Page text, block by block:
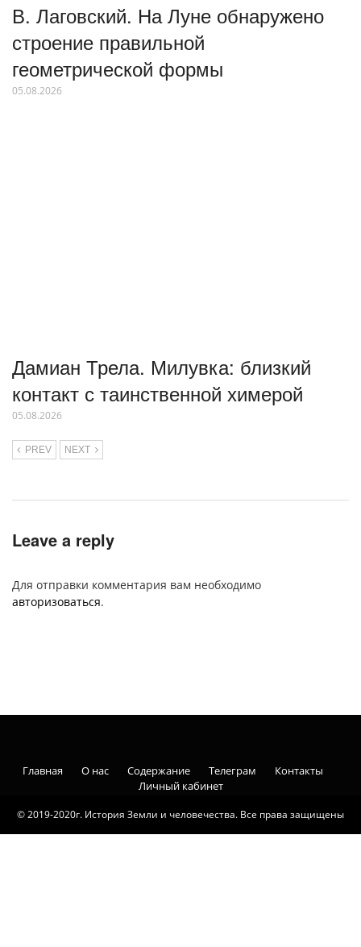
В. Лаговский. На Луне обнаружено
строение правильной
геометрической формы
05.08.2026
Дамиан Трела. Милувка: близкий
контакт с таинственной химерой
05.08.2026
PREV NEXT
Leave a reply
Для отправки комментария вам необходимо
авторизоваться.
© 2019-2020г. История Земли и человечества. Все права защищены
Главная О нас Содержание Телеграм
Контакты
Личный кабинет